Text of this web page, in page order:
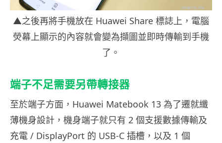
▲之後再將手機放在 Huawei Share 標誌上，電腦
熒幕上顯示的內容就會變為擷圖並即時傳輸到手機
了。
端子不足需要另帶轉接器
至於端子方面，Huawei Matebook 13 為了遷就纖
薄機身設計，機身端子就只有 2 個支援數據傳輸及
充電 / DisplayPort 的 USB-C 插槽，以及 1 個